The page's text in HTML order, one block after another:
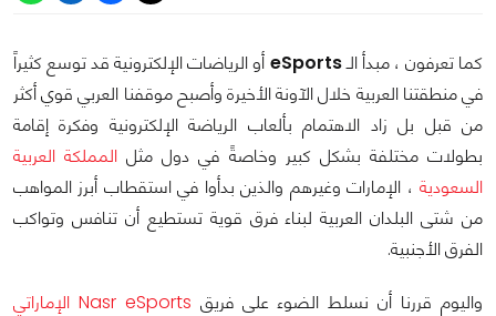
كما تعرفون ، مبدأ الـeSports أو الرياضات الإلكترونية قد توسع كثيراً
في منطقتنا العربية خلال الآونة الأخيرة وأصبح موقفنا العربي قوي أكثر
من قبل بل زاد الاهتمام بألعاب الرياضة الإلكترونية وفكرة إقامة
بطولات مختلفة بشكل كبير وخاصةً في دول مثلالمملكة العربية
السعودية ، الإمارات وغيرهم والذين بدأوا في استقطاب أبرز المواهب
من شتى البلدان العربية لبناء فرق قوية تستطيع أن تنافس وتواكب
الفرق الأجنبية.
واليوم قررنا أن نسلط الضوء على فريق Nasr eSports الإماراتي